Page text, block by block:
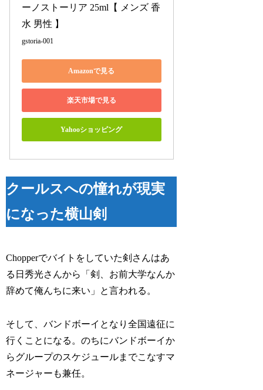
ーノストーリア 25ml【 メンズ 香
水 男性 】
gstoria-001
Amazonで見る
楽天市場で見る
Yahooショッピング
クールスへの憧れが現実
になった横山剣
Chopperでバイトをしていた剣さんはあ
る日秀光さんから「剣、お前大学なんか
辞めて俺んちに来い」と言われる。
そして、バンドボーイとなり全国遠征に
行くことになる。のちにバンドボーイか
らグループのスケジュールまでこなすマ
ネージャーも兼任。